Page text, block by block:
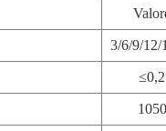
3/6/9/12/
≤0,2
1050